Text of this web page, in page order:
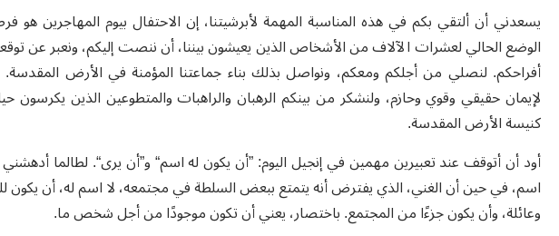
يسعدني أن ألتقي بكم في هذه المناسبة المهمة لأبرشيتنا، إن الاحتفال بيوم المهاجرين هو
الوضع الحالي لعشرات الآلاف من الأشخاص الذين يعيشون بيننا، أن ننصت إليكم، ونعبر عن
أفراحكم. لنصلي من أجلكم ومعكم، ونواصل بذلك بناء جماعتنا المؤمنة في الأرض
لإيمان حقيقي وقوي وحازم، ولنشكر من بينكم الرهبان والراهبات والمتطوعين الذين
كنيسة الأرض المقدسة.
أود أن أتوقف عند تعبيرين مهمين في إنجيل اليوم: ”أن يكون له اسم“ و”أن يرى“. لطالما
اسم، في حين أن الغني، الذي يفترض أنه يتمتع ببعض السلطة في مجتمعه، لا اسم له، أن يكون
وعائلة، وأن يكون جزءًا من المجتمع. باختصار، يعني أن تكون موجودًا من أجل شخص ما.